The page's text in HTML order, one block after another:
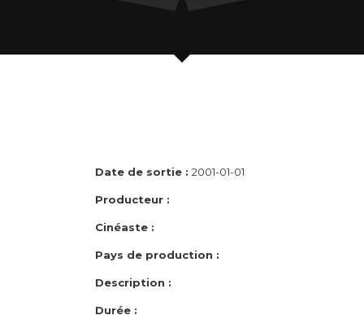
Date de sortie : 2001-01-01
Producteur :
Cinéaste :
Pays de production :
Description :
Durée :